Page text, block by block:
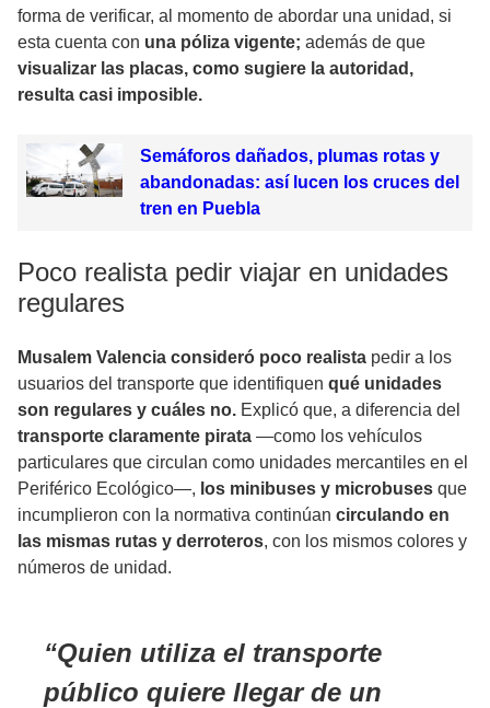
forma de verificar, al momento de abordar una unidad, si
esta cuenta con una póliza vigente; además de que
visualizar las placas, como sugiere la autoridad,
resulta casi imposible.
Semáforos dañados, plumas rotas y
abandonadas: así lucen los cruces del
tren en Puebla
Poco realista pedir viajar en unidades
regulares
Musalem Valencia consideró poco realista pedir a los
usuarios del transporte que identifiquen qué unidades
son regulares y cuáles no. Explicó que, a diferencia del
transporte claramente pirata —como los vehículos
particulares que circulan como unidades mercantiles en el
Periférico Ecológico—, los minibuses y microbuses que
incumplieron con la normativa continúan circulando en
las mismas rutas y derroteros, con los mismos colores y
números de unidad.
Quien utiliza el transporte
público quiere llegar de un